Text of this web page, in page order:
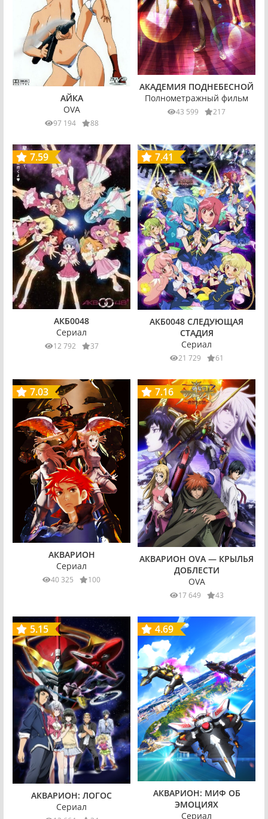
АЙКА
OVA
97 194 88
АКАДЕМИЯ ПОДНЕБЕСНОЙ
Полнометражный фильм
43 599 217
7.59
АКБ0048
Сериал
12 792 37
7.41
АКБ0048 СЛЕДУЮЩАЯ
СТАДИЯ
Сериал
21 729 61
7.03
АКВАРИОН
Сериал
40 325 100
7.16
АКВАРИОН OVA — КРЫЛЬЯ
ДОБЛЕСТИ
OVA
17 649 43
5.15
АКВАРИОН: ЛОГОС
Сериал
4.69
АКВАРИОН: МИФ ОБ
ЭМОЦИЯХ
Сериал